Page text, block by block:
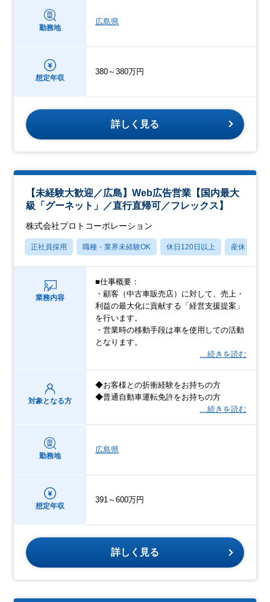
勤務地
広島県
想定年収
380～380万円
詳しく見る
【未経験大歓迎／広島】Web広告営業【国内最大
級「グーネット」／直行直帰可／フレックス】
株式会社プロトコーポレーション
正社員採用 職種・業界未経験OK 休日120日以上 産休・育休
業務内容
■仕事概要：
・顧客（中古車販売店）に対して、売上・
利益の最大化に貢献する「経営支援提案」
を行います。
・営業時の移動手段は車を使用しての活動
となります。
…続きを読む
対象となる方
◆お客様との折衝経験をお持ちの方
◆普通自動車運転免許をお持ちの方
…続きを読む
勤務地
広島県
想定年収
391～600万円
詳しく見る